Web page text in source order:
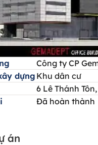
Công ty CP
dựng Khu dân cư
6 Lê Thánh
Đã hoàn thành
án